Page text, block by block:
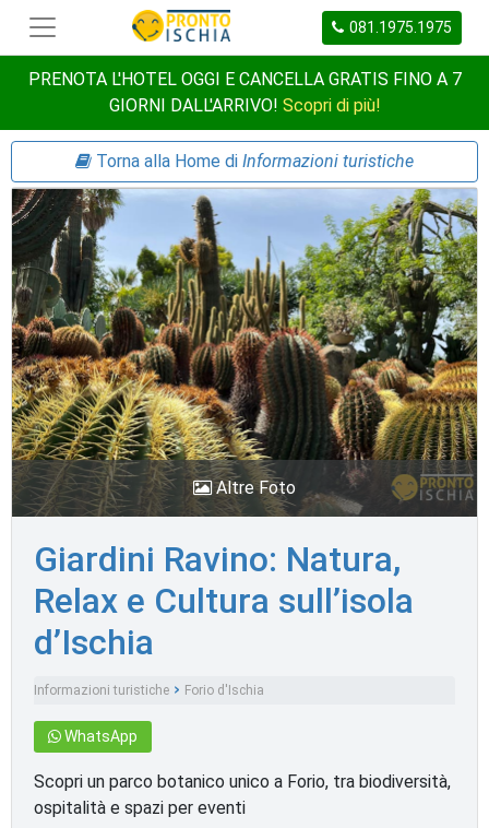
081.1975.1975
PRENOTA L'HOTEL OGGI E CANCELLA GRATIS FINO A 7
GIORNI DALL'ARRIVO! Scopri di più!
Torna alla Home di Informazioni turistiche
Altre Foto
Giardini Ravino: Natura,
Relax e Cultura sull’isola
d’Ischia
Informazioni turistiche
Forio d'Ischia
WhatsApp
Scopri un parco botanico unico a Forio, tra biodiversità,
ospitalità e spazi per eventi